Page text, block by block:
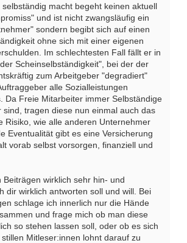
macht begeht keinen aktuell
und ist nicht zwangsläufig ein
sondern begibt sich auf einen
ohne sich mit einer eigenen
Im schlechtesten Fall fällt er in
Scheinselbständigkeit", bei der der
zum Arbeitgeber "degradiert"
alle Sozialleistungen
Da Freie Mitarbeiter immer Selbständige
sind, tragen diese nun einmal auch das
Risiko, wie alle anderen Unternehmer
Eventualität gibt es eine Versicherung
vorab selbst vorsorgen, finanziell und
Beiträgen wirklich sehr hin- und
dir wirklich antworten soll und will. Bei
schlage ich innerlich nur die Hände
und frage mich ob man diese
so stehen lassen soll, oder ob es sich
Mitleser:innen lohnt darauf zu